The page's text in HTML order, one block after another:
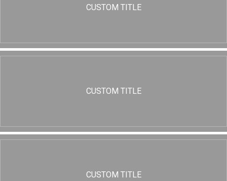
CUSTOM TITLE
CUSTOM TITLE
CUSTOM TITLE